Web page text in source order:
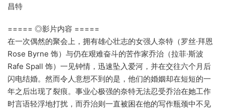
昌特
===== ◎影片内容 =====
在一次偶然的聚会上，拥有雄心壮志的女强人奈特（罗丝·拜恩
Rose Byrne 饰）与仍在艰难奋斗的苦作家乔治（拉菲·斯波
Rafe Spall 饰）一见钟情，迅速坠入爱河，并在交往六个月后
闪电结婚。然而令人意想不到的是，他们的婚姻却在短短的一
年之后出现了裂痕。事业心极强的奈特无法忍受乔治在她工作
时言语轻浮地打扰，而乔治则一直被困在他的写作瓶颈中不见